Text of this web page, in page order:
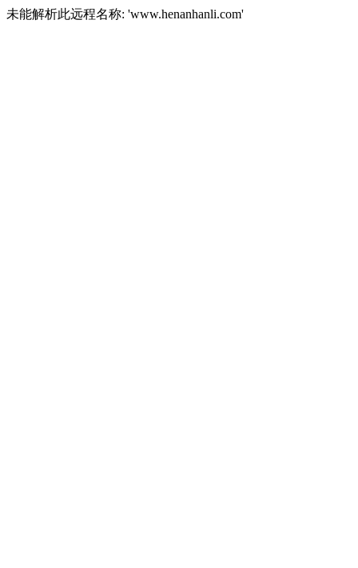
未能解析此远程名称: 'www.henanhanli.com'